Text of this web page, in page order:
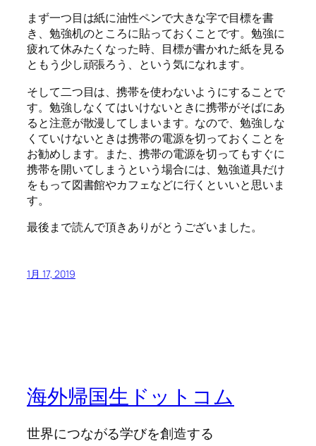
まず一つ目は紙に油性ペンで大きな字で目標を書
き、勉強机のところに貼っておくことです。勉強に
疲れて休みたくなった時、目標が書かれた紙を見る
ともう少し頑張ろう、という気になれます。
そして二つ目は、携帯を使わないようにすることで
す。勉強しなくてはいけないときに携帯がそばにあ
ると注意が散漫してしまいます。なので、勉強しな
くていけないときは携帯の電源を切っておくことを
お勧めします。また、携帯の電源を切ってもすぐに
携帯を開いてしまうという場合には、勉強道具だけ
をもって図書館やカフェなどに行くといいと思いま
す。
最後まで読んで頂きありがとうございました。
1月 17, 2019
海外帰国生ドットコム
世界につながる学びを創造する